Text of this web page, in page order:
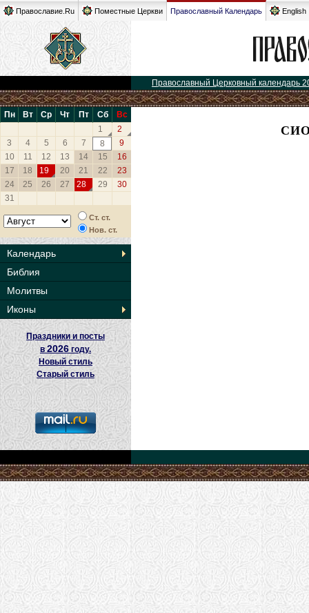
Православие.Ru Поместные Церкви Православный Календарь English
Православный Церковный календарь
Пн Вт Ср Чт Пт Сб
Вс
1
2
3
4 5 6 7 8
9
10
11 12 13 14 15
16
17
18 19 20 21 22
23
24
25 26 27 28 29
30
31
Ст. ст.
Нов. ст.
Календарь
Библия
Молитвы
Иконы
Праздники и посты
в2026 году.
Новый стиль
Старый стиль